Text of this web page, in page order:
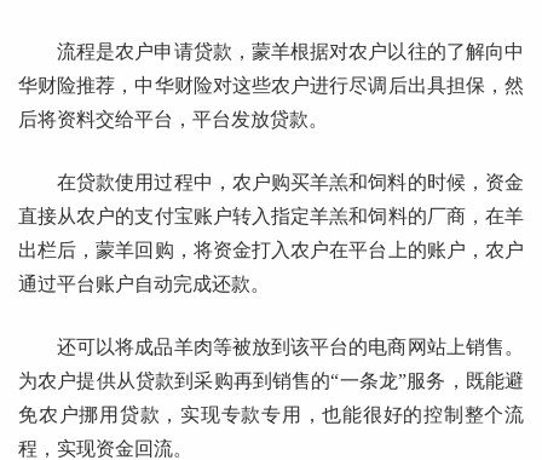
流程是农户申请贷款，蒙羊根据对农户以往的了解向中
华财险推荐，中华财险对这些农户进行尽调后出具担保，然
后将资料交给平台，平台发放贷款。
在贷款使用过程中，农户购买羊羔和饲料的时候，资金
直接从农户的支付宝账户转入指定羊羔和饲料的厂商，在羊
出栏后，蒙羊回购，将资金打入农户在平台上的账户，农户
通过平台账户自动完成还款。
还可以将成品羊肉等被放到该平台的电商网站上销售。
为农户提供从贷款到采购再到销售的“一条龙”服务，既能避
免农户挪用贷款，实现专款专用，也能很好的控制整个流
程，实现资金回流。